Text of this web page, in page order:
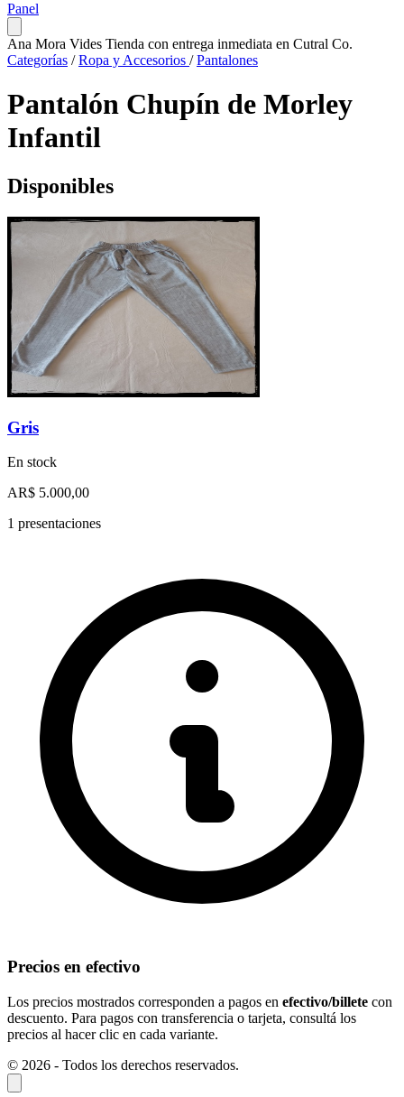
Panel
Ana Mora Vides Tienda con entrega inmediata en Cutral Co.
Categorías / Ropa y Accesorios / Pantalones
Pantalón Chupín de Morley
Infantil
Disponibles
Gris
En stock
AR$ 5.000,00
1 presentaciones
Precios en efectivo
Los precios mostrados corresponden a pagos en efectivo/billete con
descuento. Para pagos con transferencia o tarjeta, consultá los
precios al hacer clic en cada variante.
© 2026 - Todos los derechos reservados.